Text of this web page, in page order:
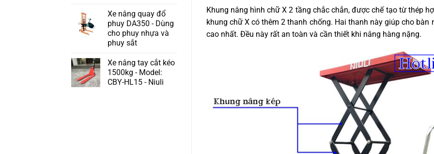
Xe nâng quay đổ
phuy DA350 - Dùng
cho phuy nhựa và
phuy sắt
Xe nâng tay cắt kéo
1500kg - Model:
CBY-HL15 - Niuli
Khung nâng hình chữ X 2 tầng chắc chắn, được chế tạo từ thép
khung chữ X có thêm 2 thanh chống. Hai thanh này giúp cho
cao nhất. Đều này rất an toàn và cần thiết khi nâng hàng nặng.